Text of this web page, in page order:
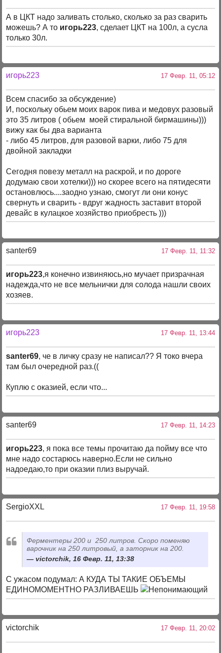
А в ЦКТ надо заливать столько, сколько за раз сварить
можешь? А то игорь223, сделает ЦКТ на 100л, а сусла
только 30л.
игорь223 17 Февр. 11, 05:12
Всем спасибо за обсуждение)
И, поскольку обьем моих варок пива и медовух разовый
это 35 литров ( обьем моей стиральной бирмашины)))
вижу как бы два варианта
- либо 45 литров, для разовой варки, либо 75 для
двойной закладки
Сегодня повезу металл на раскрой, и по дороге
додумаю свои хотелки))) но скорее всего на пятидесяти
остановлюсь....заодно узнаю, смогут ли они конус
свернуть и сварить - вдруг жадность заставит второй
девайс в кулацкое хозяйство приобресть )))
santer69 17 Февр. 11, 11:32
игорь223,я конечно извиняюсь,но мучает призрачная
надежда,что не все мельнички для солода нашли своих
хозяев.
игорь223 17 Февр. 11, 13:44
santer69, че в личку сразу не написал?? Я токо вчера
там был очередной раз.((
Куплю с оказией, если что...
santer69 17 Февр. 11, 14:23
игорь223, я пока все темы прочитаю да пойму все что
мне надо состарюсь наверно.Если не сильно
надоедаю,то при оказии плиз выручай.
SergioXXL 17 Февр. 11, 19:58
Ферментеры 200 и 250 литров. Скоро поменяю
варочник на 250 литровый, а заторник на 200.
victorchik, 16 Февр. 11, 13:38
С ужасом подумал: А КУДА ТЫ ТАКИЕ ОБЪЕМЫ
ЕДИНОМОМЕНТНО РАЗЛИВАЕШЬ
victorchik 17 Февр. 11, 20:02